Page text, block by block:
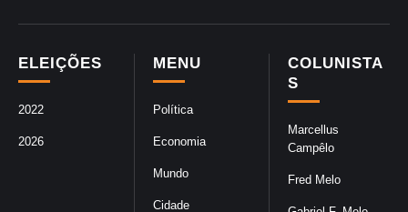
COLUNISTA
S
Marcellus
Campêlo
Fred Melo
MENU
Política
Economia
Mundo
Cidade
ELEIÇÕES
2022
2026